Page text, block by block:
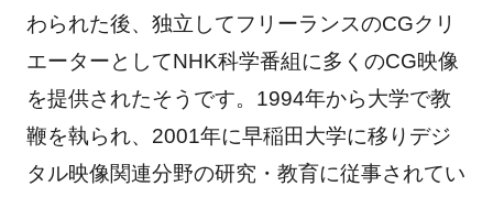
わられた後、独立してフリーランスのCGクリ
エーターとしてNHK科学番組に多くのCG映像
を提供されたそうです。1994年から大学で教
鞭を執られ、2001年に早稲田大学に移りデジ
タル映像関連分野の研究・教育に従事されてい